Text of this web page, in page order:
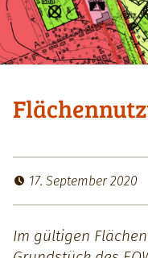
17. September 2020
Im gültigen